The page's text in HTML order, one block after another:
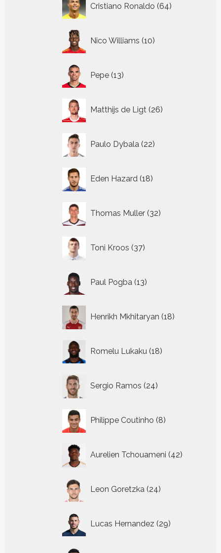
Cristiano Ronaldo 64
producten
Nico Williams 10
producten
Pepe 13
producten
Matthijs de Ligt 26
producten
Paulo Dybala 22
producten
Eden Hazard 18
producten
Thomas Muller 32
producten
Toni Kroos 37
producten
Paul Pogba 13
producten
Henrikh Mkhitaryan 18
producten
Romelu Lukaku 18
producten
Sergio Ramos 24
producten
Philippe Coutinho 8
producten
Aurelien Tchouameni 42
producten
Leon Goretzka 24
producten
Lucas Hernandez 29
producten